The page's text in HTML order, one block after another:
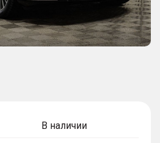
В наличии